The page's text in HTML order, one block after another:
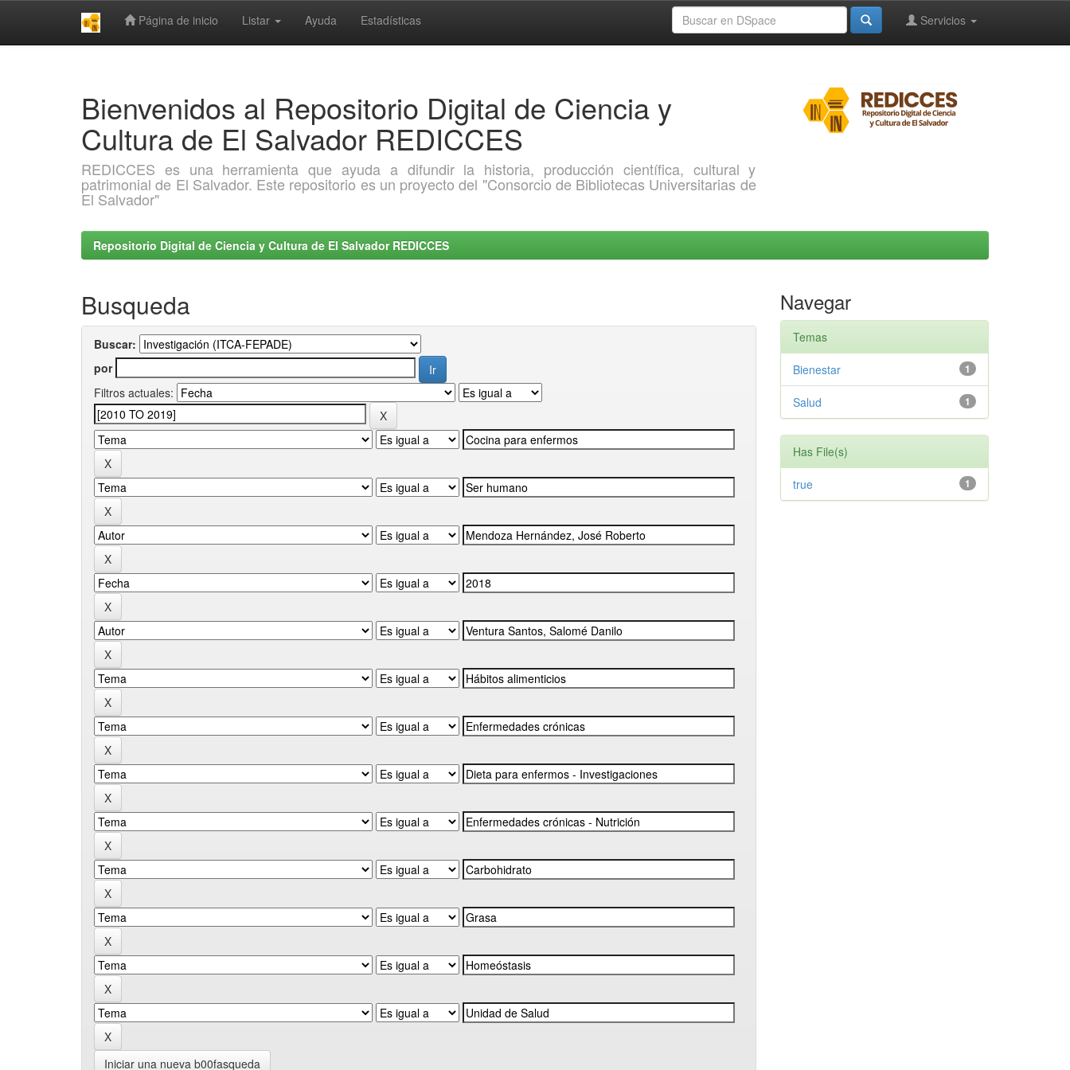
Página de inicio Listar Ayuda Estadísticas Servicios
Bienvenidos al Repositorio Digital de Ciencia y
Cultura de El Salvador REDICCES
REDICCES es una herramienta que ayuda a difundir la historia, producción científica, cultural y
patrimonial de El Salvador. Este repositorio es un proyecto del "Consorcio de Bibliotecas Universitarias de
El Salvador"
Repositorio Digital de Ciencia y Cultura de El Salvador REDICCES
Busqueda
Buscar:
por
Filtros actuales:
Iniciar una nueva b00fasqueda
Navegar
Temas
1
Bienestar
1
Salud
Has File(s)
1
true